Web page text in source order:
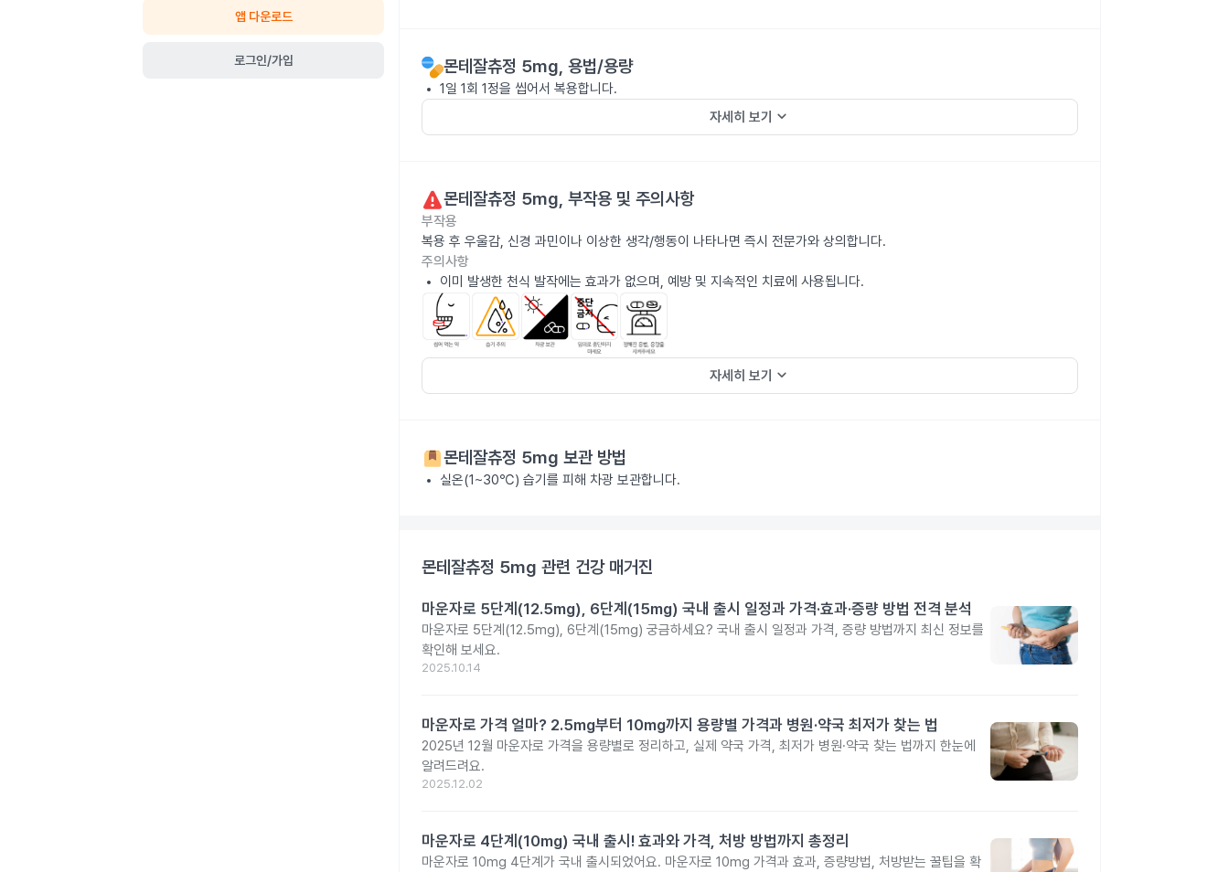
앱 다운로드
로그인/가입 몬테잘츄정 5mg, 용법/용량
1일 1회 1정을 씹어서 복용합니다.
자세히 보기 keyboard_arrow_down
몬테잘츄정 5mg, 부작용 및 주의사항
부작용
복용 후 우울감, 신경 과민이나 이상한 생각/행동이 나타나면 즉시 전문가와 상의합니다.
주의사항
이미 발생한 천식 발작에는 효과가 없으며, 예방 및 지속적인 치료에 사용됩니다.
자세히 보기 keyboard_arrow_down
몬테잘츄정 5mg 보관 방법
실온(1~30℃) 습기를 피해 차광 보관합니다.
몬테잘츄정 5mg 관련 건강 매거진
마운자로 5단계(12.5mg), 6단계(15mg) 국내 출시 일정과 가격·효과·증량 방법 전격 분석
마운자로 5단계(12.5mg), 6단계(15mg) 궁금하세요? 국내 출시 일정과 가격, 증량 방법까지 최신 정보를
확인해 보세요.
2025.10.14
마운자로 가격 얼마? 2.5mg부터 10mg까지 용량별 가격과 병원·약국 최저가 찾는 법
2025년 12월 마운자로 가격을 용량별로 정리하고, 실제 약국 가격, 최저가 병원·약국 찾는 법까지 한눈에
알려드려요.
2025.12.02
마운자로 4단계(10mg) 국내 출시! 효과와 가격, 처방 방법까지 총정리
마운자로 10mg 4단계가 국내 출시되었어요. 마운자로 10mg 가격과 효과, 증량방법, 처방받는 꿀팁을 확